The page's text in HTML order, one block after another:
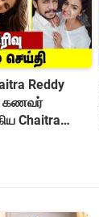
Reddy
கணவர்